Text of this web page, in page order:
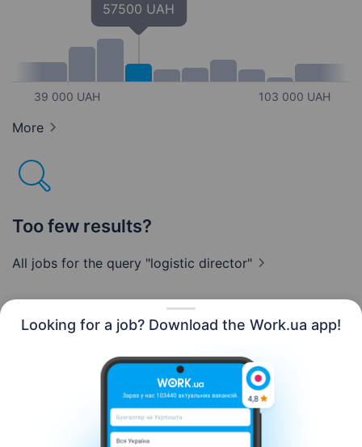
Looking for a job? Download the Work.ua app!
39 000 UAH
57500 UAH
103 000 UAH
More
Too few results?
All jobs for the query "logistic director"